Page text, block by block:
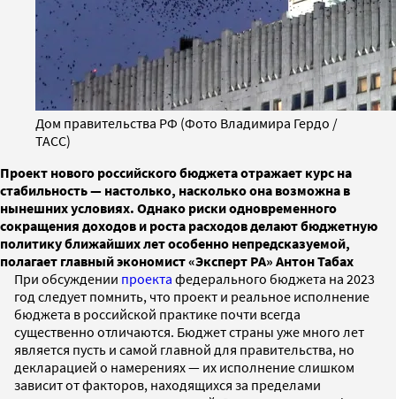
Дом правительства РФ (Фото Владимира Гердо /
ТАСС)
Проект нового российского бюджета отражает курс на
стабильность — настолько, насколько она возможна в
нынешних условиях. Однако риски одновременного
сокращения доходов и роста расходов делают бюджетную
политику ближайших лет особенно непредсказуемой,
полагает главный экономист «Эксперт РА» Антон Табах
При обсуждении проекта федерального бюджета на 2023
год следует помнить, что проект и реальное исполнение
бюджета в российской практике почти всегда
существенно отличаются. Бюджет страны уже много лет
является пусть и самой главной для правительства, но
декларацией о намерениях — их исполнение слишком
зависит от факторов, находящихся за пределами